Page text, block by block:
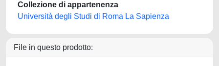
Collezione di appartenenza
Università degli Studi di Roma La Sapienza
File in questo prodotto: